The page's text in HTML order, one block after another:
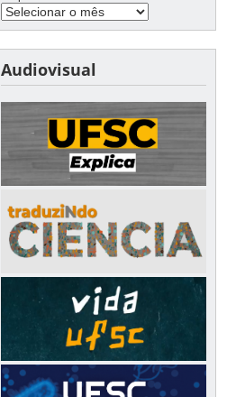
Audiovisual